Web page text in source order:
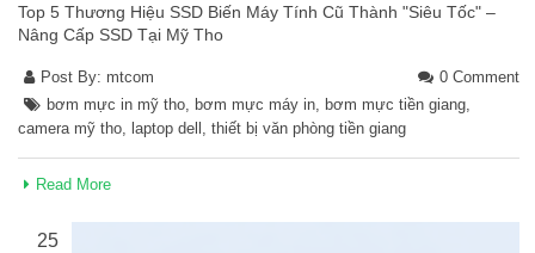
Top 5 Thương Hiệu SSD Biến Máy Tính Cũ Thành "Siêu Tốc" –
Nâng Cấp SSD Tại Mỹ Tho
Post By: mtcom
0 Comment
bơm mực in mỹ tho, bơm mực máy in, bơm mực tiền giang,
camera mỹ tho, laptop dell , thiết bị văn phòng tiền giang
Read More
25